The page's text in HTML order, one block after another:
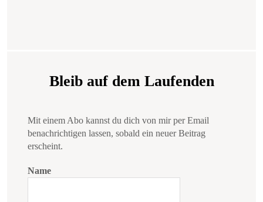
Bleib auf dem Laufenden
Mit einem Abo kannst du dich von mir per Email
benachrichtigen lassen, sobald ein neuer Beitrag
erscheint.
Name